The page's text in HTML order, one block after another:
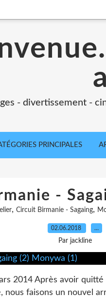
- divertissement -
PRINCIPALES
-
, Circuit Birmanie - Sagaing,
02.06.2018 …
Par jackline
2014 Après avoir quitté
nous faisons un nouvel